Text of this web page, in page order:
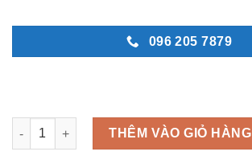
096 205 7879
Thành công mới - K24 số lượng
THÊM VÀO GIỎ HÀNG